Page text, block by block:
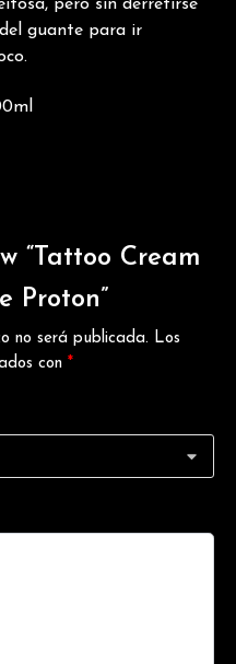
pero sin derretirse
guante para ir
“Tattoo Cream
Proton”
no será publicada. Los
con *